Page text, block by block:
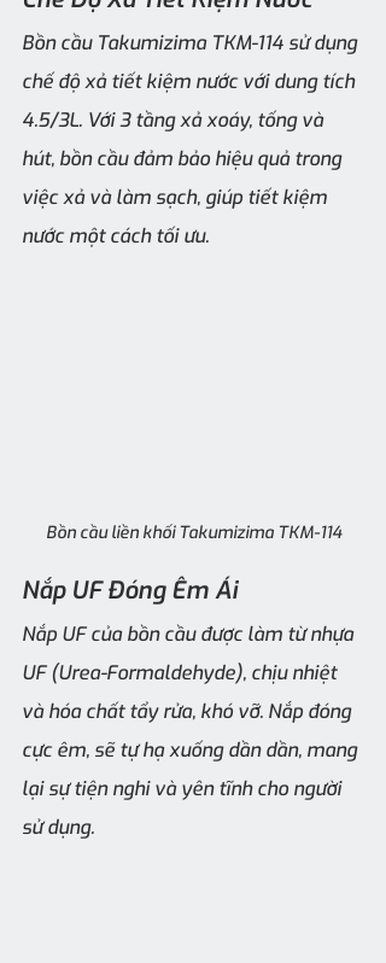
Bồn cầu Takumizima TKM-114 sử dụng
chế độ xả tiết kiệm nước với dung tích
4.5/3L. Với 3 tầng xả xoáy, tống và
hút, bồn cầu đảm bảo hiệu quả trong
việc xả và làm sạch, giúp tiết kiệm
nước một cách tối ưu.
Bồn cầu liền khối Takumizima TKM-114
Nắp UF Đóng Êm Ái
Nắp UF của bồn cầu được làm từ nhựa
UF (Urea-Formaldehyde), chịu nhiệt
và hóa chất tẩy rửa, khó vỡ. Nắp đóng
cực êm, sẽ tự hạ xuống dần dần, mang
lại sự tiện nghi và yên tĩnh cho người
sử dụng.